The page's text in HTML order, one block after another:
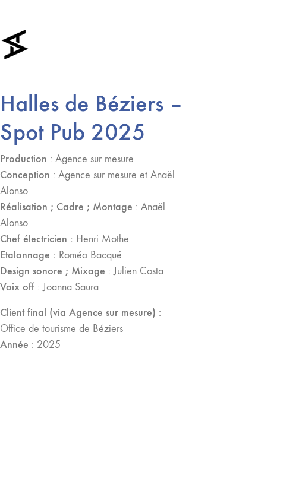
Halles de Béziers –
Spot Pub 2025
Production : Agence sur mesure
Conception : Agence sur mesure et Anaël
Alonso
Réalisation ; Cadre ; Montage : Anaël
Alonso
Chef électricien : Henri Mothe
Etalonnage : Roméo Bacqué
Design sonore ; Mixage : Julien Costa
Voix off : Joanna Saura
Client final (via Agence sur mesure) :
Office de tourisme de Béziers
Année : 2025